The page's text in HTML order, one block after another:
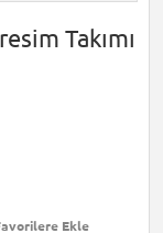
Takımı
Ekle